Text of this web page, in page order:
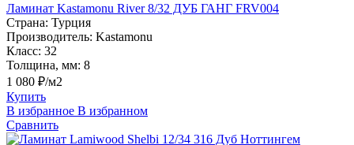
Ламинат Kastamonu River 8/32 ДУБ ГАНГ FRV004
Страна: Турция
Производитель: Kastamonu
Класс: 32
Толщина, мм: 8
1 080 ₽/м2
Купить
В избранное В избранном
Сравнить